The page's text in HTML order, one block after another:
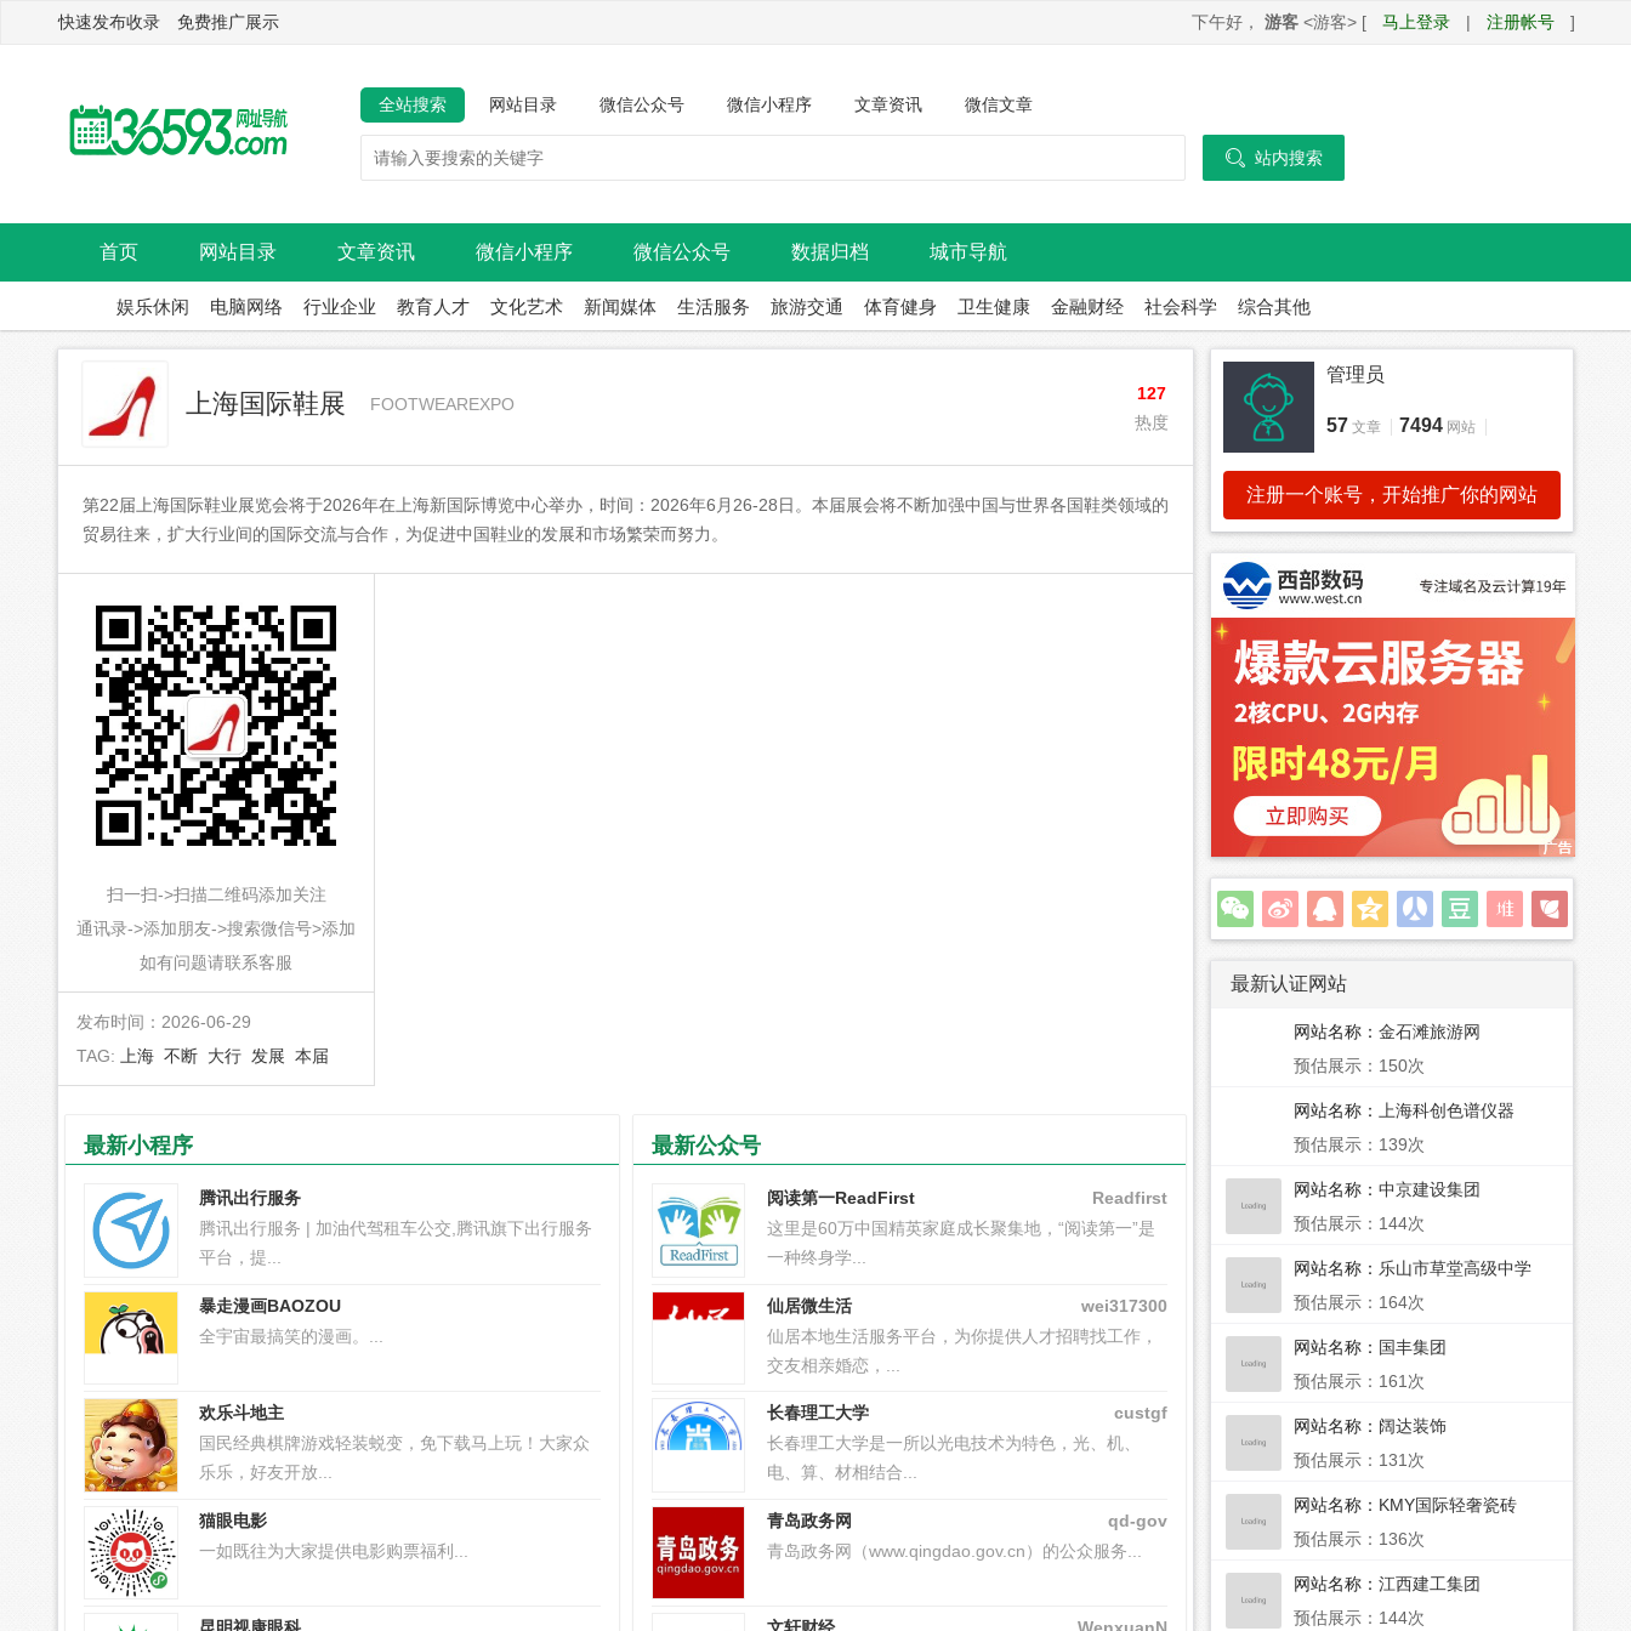
快速发布收录 免费推广展示 下午好， 游客 <游客> [ 马上登录 | 注册帐号 ]
全站搜索 网站目录 微信公众号 微信小程序 文章资讯 微信文章
 站内搜索
首页 网站目录 文章资讯 微信小程序 微信公众号 数据归档 城市导航
娱乐休闲 电脑网络 行业企业 教育人才 文化艺术 新闻媒体 生活服务 旅游交通 体育健身 卫生健康 金融财经 社会科学 综合其他
上海国际鞋展 FOOTWEAREXPO
127
热度
第22届上海国际鞋业展览会将于2026年在上海新国际博览中心举办，时间：2026年6月26-28日。本届展会将不断加强中国与世界各国鞋类领域的
贸易往来，扩大行业间的国际交流与合作，为促进中国鞋业的发展和市场繁荣而努力。
扫一扫->扫描二维码添加关注
通讯录->添加朋友->搜索微信号>添加
如有问题请联系客服
发布时间：2026-06-29
TAG:
上海 不断 大行 发展 本届
最新小程序
腾讯出行服务
腾讯出行服务 | 加油代驾租车公交,腾讯旗下出行服务
平台，提...
暴走漫画BAOZOU
全宇宙最搞笑的漫画。...
欢乐斗地主
国民经典棋牌游戏轻装蜕变，免下载马上玩！大家众
乐乐，好友开放...
猫眼电影
一如既往为大家提供电影购票福利...
最新公众号
阅读第一ReadFirst
Readfirst
这里是60万中国精英家庭成长聚集地，“阅读第一”是
一种终身学...
仙居微生活
wei317300
仙居本地生活服务平台，为你提供人才招聘找工作，
交友相亲婚恋，...
长春理工大学
custgf
长春理工大学是一所以光电技术为特色，光、机、
电、算、材相结合...
青岛政务网
qd-gov
青岛政务网（www.qingdao.gov.cn）的公众服务...
管理员
57 文章 7494 网站
注册一个账号，开始推广你的网站
最新认证网站
网站名称： 金石滩旅游网
预估展示：150次
网站名称：
上海科创色谱仪器
预估展示：139次
网站名称： 中京建设集团
预估展示：144次
网站名称： 乐山市草堂高级中学
预估展示：164次
网站名称： 国丰集团
预估展示：161次
网站名称： 阔达装饰
预估展示：131次
网站名称： KMY国际轻奢瓷砖
预估展示：136次
网站名称： 江西建工集团
预估展示：144次